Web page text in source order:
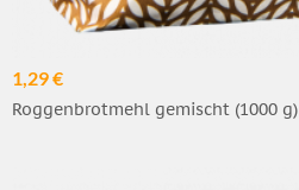
1,29 €
Roggenbrotmehl gemischt (1000 g)